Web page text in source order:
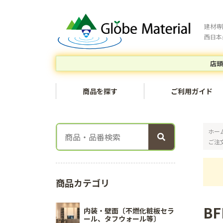
建材
西日
店
商品を探す ご利用ガイド
ホー
ご注
商品カテゴリ
内装・壁面〔不燃化粧板セラ
ール、タフウォール等〕